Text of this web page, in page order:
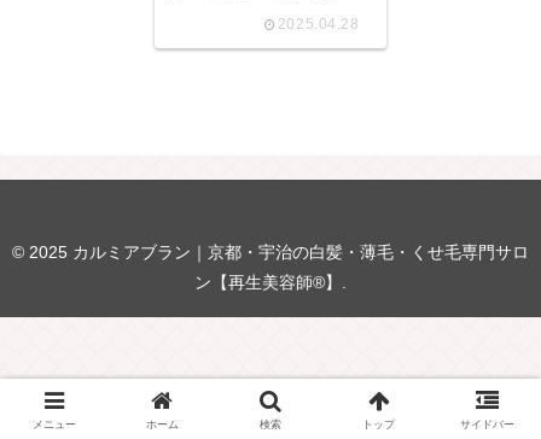
2025.04.28
© 2025 カルミアブラン｜京都・宇治の白髪・薄毛・くせ毛専門サロ
ン【再生美容師®】.
メニュー ホーム 検索 トップ サイドバー